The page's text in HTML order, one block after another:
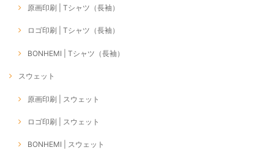
原画印刷 | Tシャツ（長袖）
ロゴ印刷 | Tシャツ（長袖）
BONHEMI | Tシャツ（長袖）
スウェット
原画印刷 | スウェット
ロゴ印刷 | スウェット
BONHEMI | スウェット